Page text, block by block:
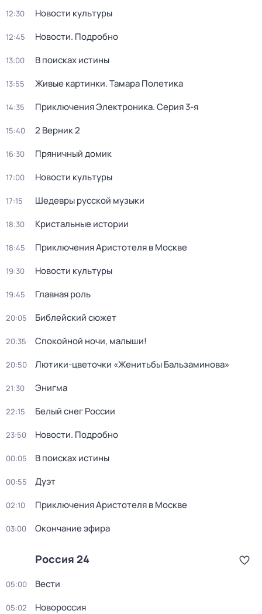
12:30 Новости культуры
12:45 Новости. Подробно
13:00 В поисках истины
13:55 Живые картинки. Тамара Полетика
14:35 Приключения Электроника. Серия 3-я
15:40 2 Верник 2
16:30 Пряничный домик
17:00 Новости культуры
17:15 Шедевры русской музыки
18:30 Кристальные истории
18:45 Приключения Аристотеля в Москве
19:30 Новости культуры
19:45 Главная роль
20:05 Библейский сюжет
20:35 Спокойной ночи, малыши!
20:50 Лютики-цветочки «Женитьбы Бальзаминова»
21:30 Энигма
22:15 Белый снег России
23:50 Новости. Подробно
00:05 В поисках истины
00:55 Дуэт
02:10 Приключения Аристотеля в Москве
03:00 Окончание эфира
Россия 24
05:00 Вести
05:02 Новороссия